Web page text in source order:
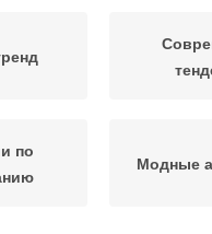
по
Модные